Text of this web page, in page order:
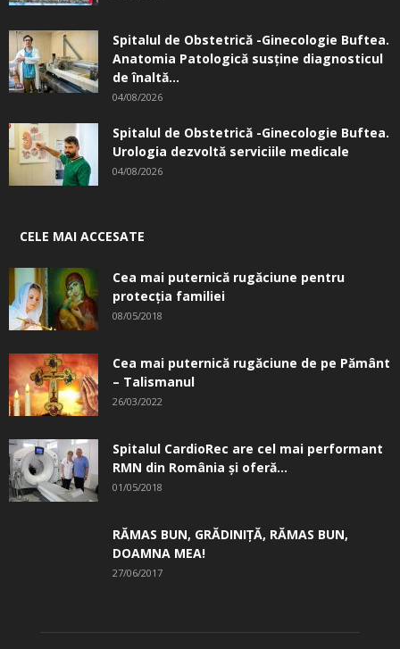
Spitalul de Obstetrică -Ginecologie Buftea.
Anatomia Patologică susţine diagnosticul
de înaltă...
04/08/2026
Spitalul de Obstetrică -Ginecologie Buftea.
Urologia dezvoltă serviciile medicale
04/08/2026
CELE MAI ACCESATE
Cea mai puternică rugăciune pentru
protecția familiei
08/05/2018
Cea mai puternică rugăciune de pe Pământ
– Talismanul
26/03/2022
Spitalul CardioRec are cel mai performant
RMN din România și oferă...
01/05/2018
RĂMAS BUN, GRĂDINIŢĂ, ­RĂMAS BUN,
DOAMNA MEA!
27/06/2017